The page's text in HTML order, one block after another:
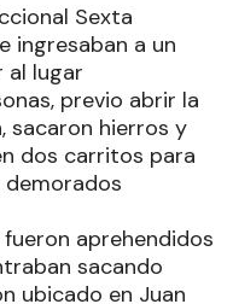
Sexta
ingresaban a un
al lugar
previo abrir la
sacaron hierros y
dos carritos para
demorados
aprehendidos
sacando
ubicado en Juan